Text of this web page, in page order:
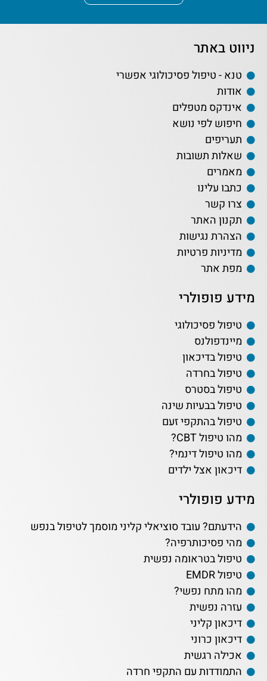
ניווט באתר
טנא - טיפול פסיכולוגי אפשרי
אודות
אינדקס מטפלים
חיפוש לפי נושא
תעריפים
שאלות תשובות
מאמרים
כתבו עלינו
צרו קשר
תקנון האתר
הצהרת נגישות
מדיניות פרטיות
מפת אתר
מידע פופולרי
טיפול פסיכולוגי
מיינדפולנס
טיפול בדיכאון
טיפול בחרדה
טיפול בסטרס
טיפול בבעיות שינה
טיפול בהתקפי זעם
מהו טיפול CBT?
מהו טיפול דינמי?
דיכאון אצל ילדים
מידע פופולרי
הידעתם? עובד סוציאלי קליני מוסמך לטיפול בנפש
מהי פסיכותרפיה?
טיפול בטראומה נפשית
טיפול EMDR
מהו מתח נפשי?
עזרה נפשית
דיכאון קליני
דיכאון כרוני
אכילה רגשית
התמודדות עם התקפי חרדה